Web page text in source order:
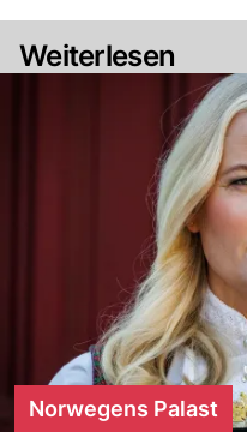
Weiterlesen
Norwegens Palast